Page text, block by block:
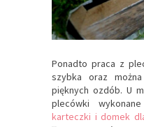
Ponadto praca z
szybka oraz
pięknych ozdób. U
plecówki
karteczki i domek